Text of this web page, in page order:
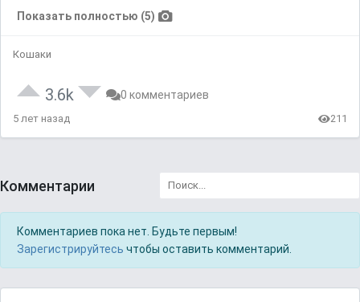
Показать полностью (5)
Кошаки
3.6k 0 комментариев
5 лет назад 211
Комментарии
Комментариев пока нет. Будьте первым!
Зарегистрируйтесь чтобы оставить комментарий.